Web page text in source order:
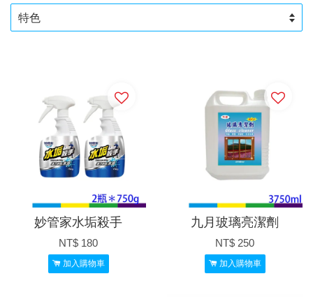
妙管家水垢殺手
NT$ 180
加入購物車
九月玻璃亮潔劑
NT$ 250
加入購物車